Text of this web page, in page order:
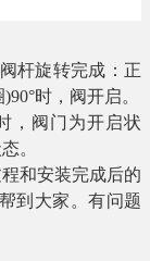
杆旋转完成：正
)90°时，阀开启。
，阀门为开启状
。
和安装完成后的
到大家。有问题